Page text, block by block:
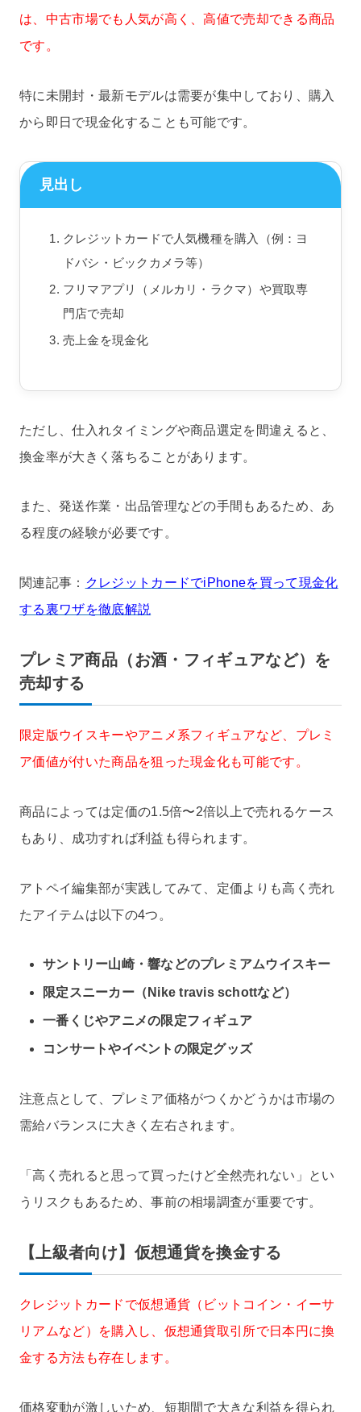
は、中古市場でも人気が高く、高値で売却できる商品
です。
特に未開封・最新モデルは需要が集中しており、購入
から即日で現金化することも可能です。
見出し
クレジットカードで人気機種を購入（例：ヨ
ドバシ・ビックカメラ等）
フリマアプリ（メルカリ・ラクマ）や買取専
門店で売却
売上金を現金化
ただし、仕入れタイミングや商品選定を間違えると、
換金率が大きく落ちることがあります。
また、発送作業・出品管理などの手間もあるため、あ
る程度の経験が必要です。
関連記事： クレジットカードでiPhoneを買って現金化
する裏ワザを徹底解説
プレミア商品（お酒・フィギュアなど）を
売却する
限定版ウイスキーやアニメ系フィギュアなど、プレミ
ア価値が付いた商品を狙った現金化も可能です。
商品によっては定価の1.5倍〜2倍以上で売れるケース
もあり、成功すれば利益も得られます。
アトペイ編集部が実践してみて、定価よりも高く売れ
たアイテムは以下の4つ。
サントリー山崎・響などのプレミアムウイスキー
限定スニーカー（Nike travis schottなど）
一番くじやアニメの限定フィギュア
コンサートやイベントの限定グッズ
注意点として、プレミア価格がつくかどうかは市場の
需給バランスに大きく左右されます。
「高く売れると思って買ったけど全然売れない」とい
うリスクもあるため、事前の相場調査が重要です。
【上級者向け】仮想通貨を換金する
クレジットカードで仮想通貨（ビットコイン・イーサ
リアムなど）を購入し、仮想通貨取引所で日本円に換
金する方法も存在します。
価格変動が激しいため、短期間で大きな利益を得られ